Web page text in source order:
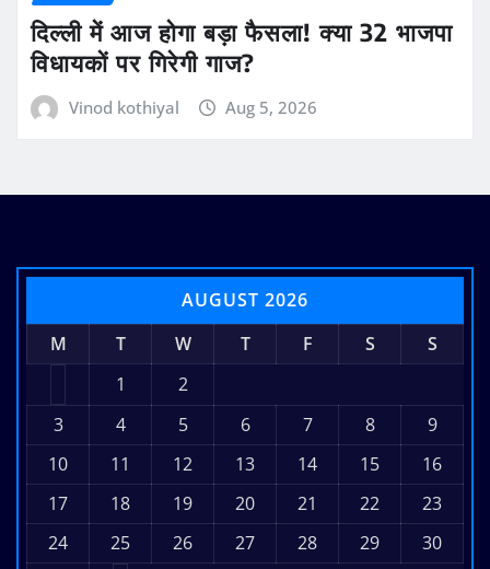
दिल्ली में आज होगा बड़ा फैसला! क्या 32 भाजपा
विधायकों पर गिरेगी गाज?
Vinod kothiyal Aug 5, 2026
AUGUST 2026
M
T W T F S
S
1
2
3
4 5 6 7 8
9
10
11 12 13 14 15
16
17
18 19 20 21 22
23
24
25 26 27 28 29
30